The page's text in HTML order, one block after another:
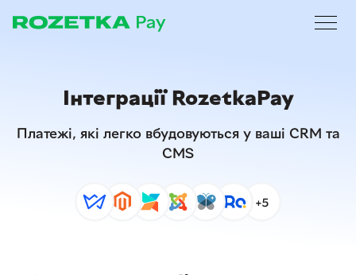
Інтеграції RozetkaPay
Платежі, які легко вбудовуються у ваші CRM та
CMS